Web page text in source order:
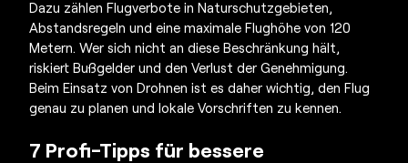
Dazu zählen Flugverbote in Naturschutzgebieten,
Abstandsregeln und eine maximale Flughöhe von 120
Metern. Wer sich nicht an diese Beschränkung hält,
riskiert Bußgelder und den Verlust der Genehmigung.
Beim Einsatz von Drohnen ist es daher wichtig, den Flug
genau zu planen und lokale Vorschriften zu kennen.
7 Profi-Tipps für bessere